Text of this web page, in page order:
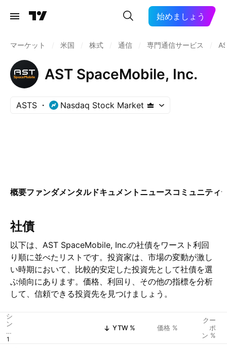
始めましょう
マーケット 米国 株式 通信 専門通信サービス
AST SpaceMobile, Inc.
ASTS Nasdaq Stock Market
概要ファンダメンタルドキュメント ニュースコミュニティ
社債
以下は、AST SpaceMobile, Inc.の社債をワースト利回
り順に並べたリストです。投資家は、市場の変動が激し
い時期において、比較的安定した投資先として社債を選
ぶ傾向にあります。価格、利回り、その他の指標を分析
して、信頼できる投資先を見つけましょう。
シ
ン
ボ
ル
YTW % 価格 %
クー
ポ
ン %